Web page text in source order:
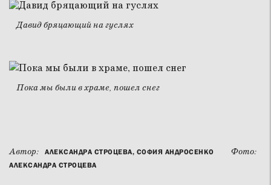
Давид бряцающий на гуслях
Пока мы были в храме, пошел снег
Автор: АЛЕКСАНДРА СТРОЦЕВА, СОФИЯ АНДРОСЕНКО Фото:
АЛЕКСАНДРА СТРОЦЕВА